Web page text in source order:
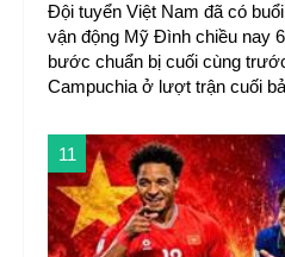
Đội tuyển Việt Nam đã có
vận động Mỹ Đình chiều nay
bước chuẩn bị cuối cùng
Campuchia ở lượt trận cuối
11